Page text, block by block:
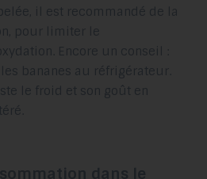
il est recommandé de la
pour limiter le
Encore un conseil :
bananes au réfrigérateur.
le froid et son goût en
dans le